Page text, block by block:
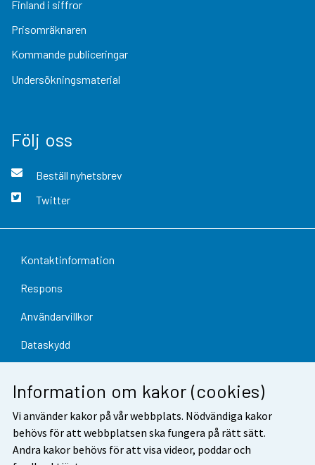
Information om kakor (cookies)
Vi använder kakor på vår webbplats. Nödvändiga kakor
behövs för att webbplatsen ska fungera på rätt sätt.
Andra kakor behövs för att visa videor, poddar och
Finland i siffror
Prisomräknaren
Kommande publiceringar
Undersökningsmaterial
Följ oss
Beställ nyhetsbrev
Twitter
Kontaktinformation
Respons
Användarvillkor
Dataskydd
Information om webbplatsen
Cookie-inställningar